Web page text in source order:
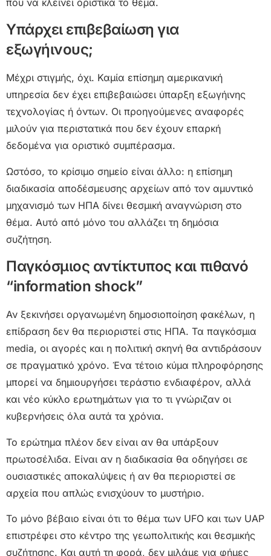
που να κλείνει οριστικά το θέμα.
Υπάρχει επιβεβαίωση για
εξωγήινους;
Μέχρι στιγμής, όχι. Καμία επίσημη αμερικανική
υπηρεσία δεν έχει επιβεβαιώσει ύπαρξη εξωγήινης
τεχνολογίας ή όντων. Οι προηγούμενες αναφορές
μιλούν για περιστατικά που δεν έχουν επαρκή
δεδομένα για οριστικό συμπέρασμα.
Ωστόσο, το κρίσιμο σημείο είναι άλλο: η επίσημη
διαδικασία αποδέσμευσης αρχείων από τον αμυντικό
μηχανισμό των ΗΠΑ δίνει θεσμική αναγνώριση στο
θέμα. Αυτό από μόνο του αλλάζει τη δημόσια
συζήτηση.
Παγκόσμιος αντίκτυπος και πιθανό
“information shock”
Αν ξεκινήσει οργανωμένη δημοσιοποίηση φακέλων, η
επίδραση δεν θα περιοριστεί στις ΗΠΑ. Τα παγκόσμια
media, οι αγορές και η πολιτική σκηνή θα αντιδράσουν
σε πραγματικό χρόνο. Ένα τέτοιο κύμα πληροφόρησης
μπορεί να δημιουργήσει τεράστιο ενδιαφέρον, αλλά
και νέο κύκλο ερωτημάτων για το τι γνώριζαν οι
κυβερνήσεις όλα αυτά τα χρόνια.
Το ερώτημα πλέον δεν είναι αν θα υπάρξουν
πρωτοσέλιδα. Είναι αν η διαδικασία θα οδηγήσει σε
ουσιαστικές αποκαλύψεις ή αν θα περιοριστεί σε
αρχεία που απλώς ενισχύουν το μυστήριο.
Το μόνο βέβαιο είναι ότι το θέμα των UFO και των UAP
επιστρέφει στο κέντρο της γεωπολιτικής και θεσμικής
συζήτησης. Και αυτή τη φορά, δεν μιλάμε για φήμες